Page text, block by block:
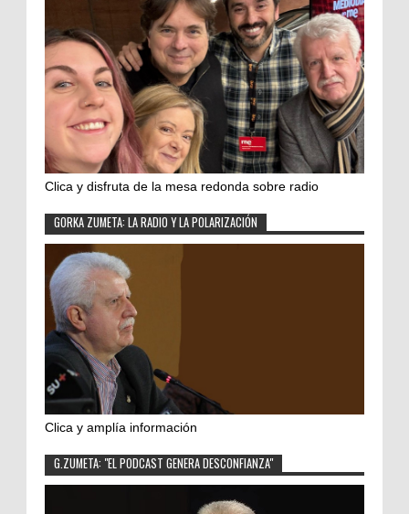
Clica y disfruta de la mesa redonda sobre radio
GORKA ZUMETA: LA RADIO Y LA POLARIZACIÓN
Clica y amplía información
G.ZUMETA: "EL PODCAST GENERA DESCONFIANZA"